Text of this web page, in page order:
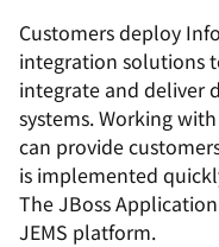
Customers deploy
integration solutions
integrate and deliver
systems. Working
can provide
is implemented
The JBoss
JEMS platform.